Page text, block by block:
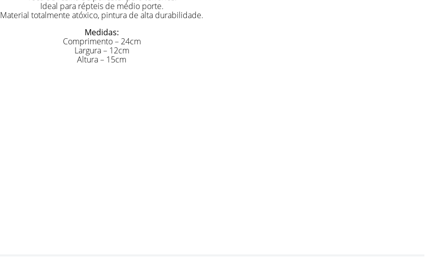
Ideal para répteis de médio porte.
Material totalmente atóxico, pintura de alta durabilidade.
Medidas:
Comprimento – 24cm
Largura – 12cm
Altura – 15cm